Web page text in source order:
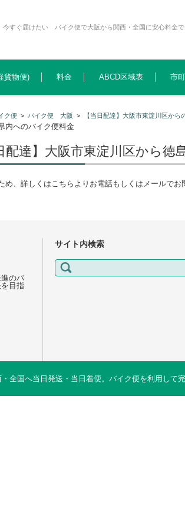
今すぐ届けたい バイク便で大阪から関西・全国に安心料金で
貨物便) 料金 ABCD区域表 市
ク便 > バイク便 大阪 > 【当日配達】大阪市東淀川区から
内へのバイク便料金
配達】大阪市東淀川区から
め、詳しくはこちらよりお電話もしくはメールでお
のバ
目指
サイト内検索
検
索:
・全国へ当日発送・当日着便。バイク便を利用し